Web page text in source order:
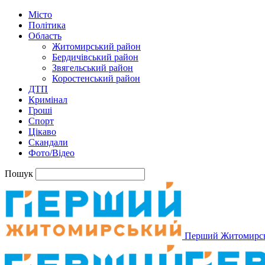
Місто
Політика
Область
Житомирський район
Бердичівський район
Звягельський район
Коростенський район
ДТП
Кримінал
Гроші
Спорт
Цікаво
Скандали
Фото/Відео
Пошук
Перший